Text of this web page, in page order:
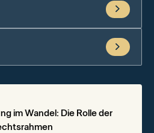
im Wandel: Die Rolle der